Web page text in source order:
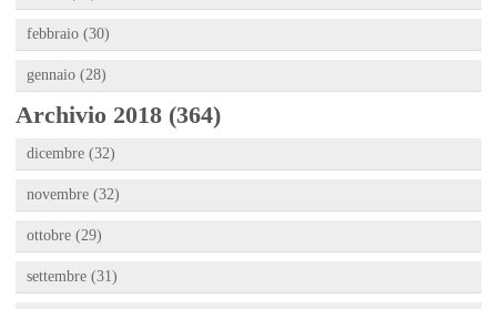
febbraio (30)
gennaio (28)
Archivio 2018 (364)
dicembre (32)
novembre (32)
ottobre (29)
settembre (31)